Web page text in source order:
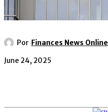
Por Finances News Online
June 24, 2025